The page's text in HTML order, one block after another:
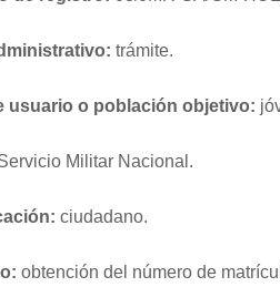
trámite.
usuario o población objetivo:
Militar Nacional.
ciudadano.
obtención del número de